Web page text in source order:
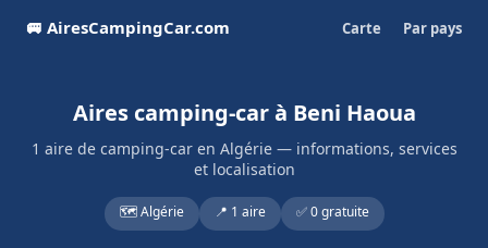
🚐 AiresCampingCar.com Carte Par pays
Aires camping-car à Beni Haoua
1 aire de camping-car en Algérie — informations, services
et localisation
🗺️ Algérie 📍 1 aire ✅ 0 gratuite